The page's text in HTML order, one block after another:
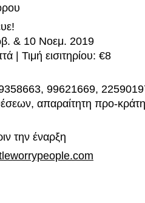
& 10 Νοεμ. 2019
| Τιμή εισιτηρίου: €8
99621669,
απαραίτητη προ-
την έναρξη